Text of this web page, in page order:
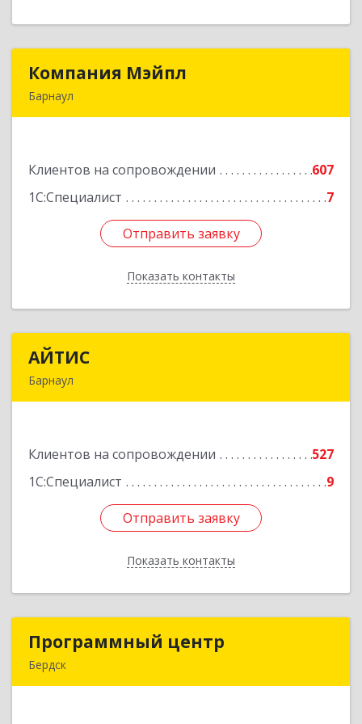
Компания Мэйпл
Барнаул
Клиентов на сопровождении
607
1С:Специалист
7
Отправить заявку
Показать контакты
Компания Мэйпл
Подробнее
Отправить заявку
Назад
АЙТИС
Барнаул
Клиентов на сопровождении
527
1С:Специалист
9
Отправить заявку
Показать контакты
Подробнее
Отправить заявку
Назад
Программный центр
Бердск
Программный центр